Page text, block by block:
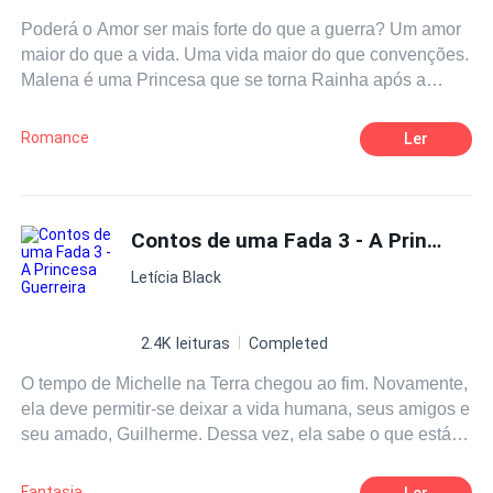
escolha Selena aceita viver temporariamente na casa de
Flavio em troca de poder participar do torneio. A conexão
entre eles se intensifica, mas ela decide fugir após vencer
Luna.
Poderá o Amor ser mais forte do que a guerra? Um amor
maior do que a vida. Uma vida maior do que convenções.
Malena é uma Princesa que se torna Rainha após a
reino ela tem inúmeros desafios para enfrentar, entre
eles, aprender a lutar com seu amigo de infância, Aron.
desavenças, desventuras, tragédias e saudades se
entrelaçarão, fazendo com que Malena precise ser mais
forte do que imaginava. Reinar não será fácil, e vencer as
um caminho a seguir: mudar sua vida ou honrar seus
antepassados? A resposta para essa e outras perguntas,
estará nesta emocionante aventura pela história de
Regnaturi.
Romance Ler
Contos de uma Fada 3 - A Princesa Guerreira
Letícia Black
2.4K leituras Completed
O tempo de Michelle na Terra chegou ao fim. Novamente,
ela deve permitir-se deixar a vida humana, seus amigos e
seu amado, Guilherme. Dessa vez, ela sabe o que está
leve por ter feito tudo o que podia. Voltar para casa não